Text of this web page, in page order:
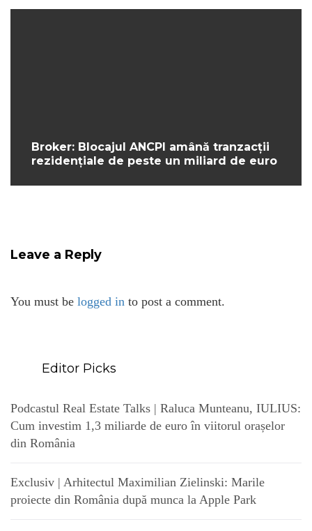
Broker: Blocajul ANCPI amână tranzacții
rezidențiale de peste un miliard de euro
Leave a Reply
You must be logged in to post a comment.
Editor Picks
Podcastul Real Estate Talks | Raluca Munteanu, IULIUS:
Cum investim 1,3 miliarde de euro în viitorul orașelor
din România
Exclusiv | Arhitectul Maximilian Zielinski: Marile
proiecte din România după munca la Apple Park